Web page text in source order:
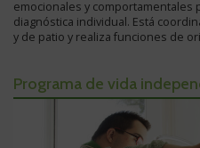
emocionales y comportamentales
diagnóstica individual. Está
y de patio y realiza funciones de
Programa de vida